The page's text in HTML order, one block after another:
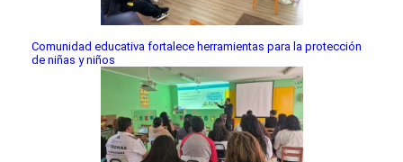
Comunidad educativa fortalece herramientas para la protección
de niñas y niños